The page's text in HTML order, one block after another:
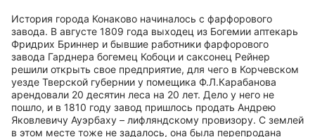
История города Конаково начиналось с фарфорового
завода. В августе 1809 года выходец из Богемии аптекарь
Фридрих Бриннер и бывшие работники фарфорового
завода Гарднера богемец Кобоци и саксонец Рейнер
решили открыть свое предприятие, для чего в Корчевском
уезде Тверской губернии у помещика Ф.Л.Карабанова
арендовали 20 десятин леса на 20 лет. Дело у него не
пошло, и в 1810 году завод пришлось продать Андрею
Яковлевичу Ауэрбаху – лифляндскому провизору. С землей
в этом месте тоже не задалось, она была перепродана